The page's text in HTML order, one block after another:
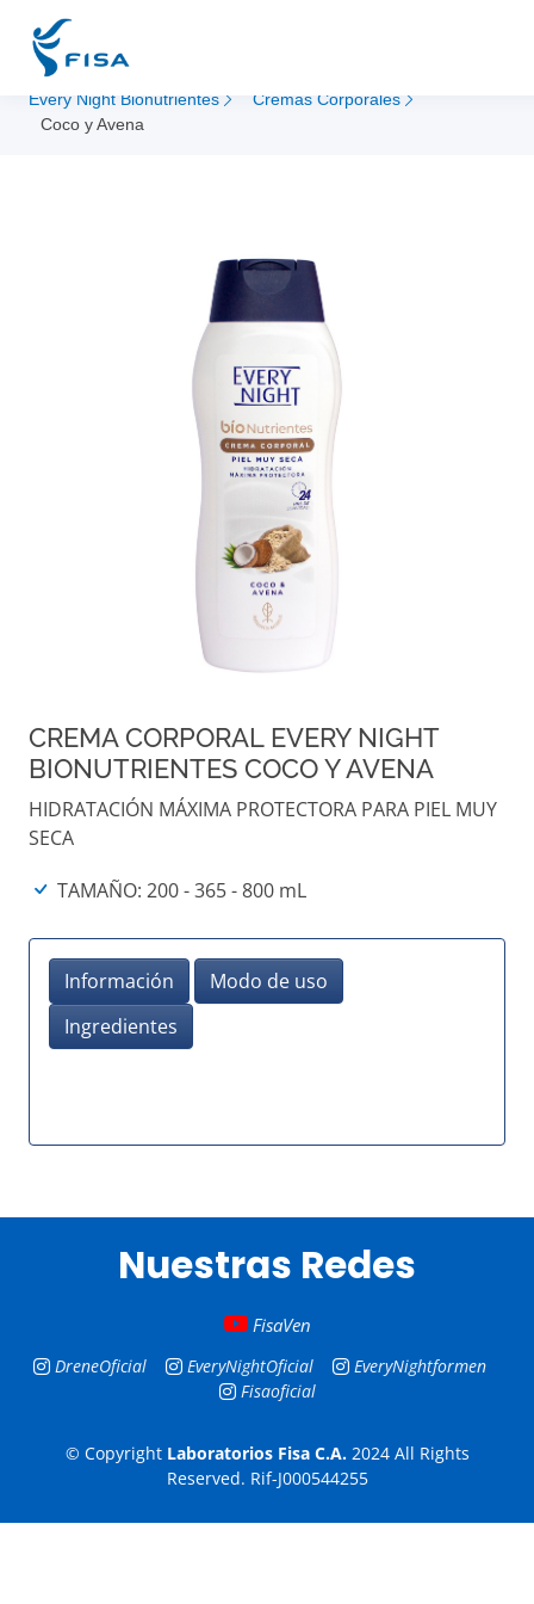
Every Night Bionutrientes
Cremas Corporales
Coco y Avena
CREMA CORPORAL EVERY NIGHT
BIONUTRIENTES COCO Y AVENA
HIDRATACIÓN MÁXIMA PROTECTORA PARA PIEL MUY
SECA
TAMAÑO: 200 - 365 - 800 mL
Información
Modo de uso
Ingredientes
Nuestras Redes
FisaVen
DreneOficial EveryNightOficial
EveryNightformen
Fisaoficial
© Copyright Laboratorios Fisa C.A.2024 All Rights
Reserved. Rif-J000544255